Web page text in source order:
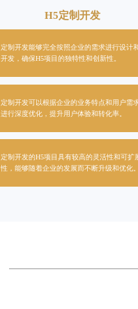
H5定制开发
定制开发能够完全按照企业的需求进行设计
开发，确保H5项目的独特性和创新性。
定制开发可以根据企业的业务特点和用户需
进行深度优化，提升用户体验和转化率。
定制开发的H5项目具有较高的灵活性和可扩
性，能够随着企业的发展而不断升级和优化